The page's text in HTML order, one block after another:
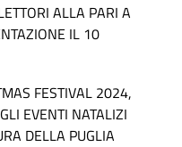
ALLA PARI A
IL 10
FESTIVAL 2024,
EVENTI NATALIZI
DELLA PUGLIA